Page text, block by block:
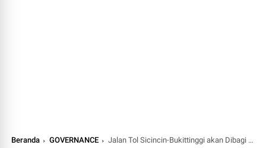
Beranda GOVERNANCE Jalan Tol Sicincin-Bukittinggi akan Dibagi Menjadi 2 Segmen